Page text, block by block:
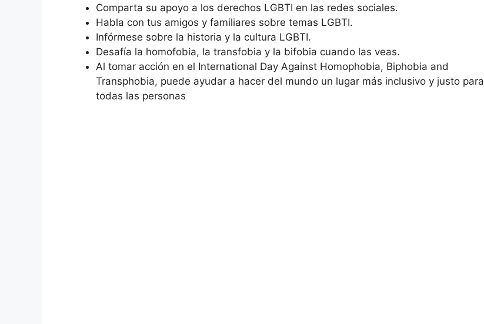
Comparta su apoyo a los derechos LGBTI en las redes sociales.
Habla con tus amigos y familiares sobre temas LGBTI.
Infórmese sobre la historia y la cultura LGBTI.
Desafía la homofobia, la transfobia y la bifobia cuando las veas.
Al tomar acción en el International Day Against Homophobia, Biphobia and
Transphobia, puede ayudar a hacer del mundo un lugar más inclusivo y justo para
todas las personas